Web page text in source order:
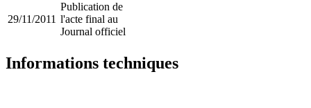
29/11/2011
Publication de
l'acte final au
Journal officiel
Informations techniques